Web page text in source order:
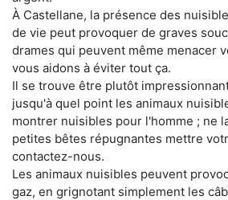
À Castellane, la présence des
de vie peut provoquer de graves
drames qui peuvent même menacer
vous aidons à éviter tout ça.
Il se trouve être plutôt
jusqu'à quel point les animaux
montrer nuisibles pour l'homme ; ne
petites bêtes répugnantes mettre
contactez-nous.
Les animaux nuisibles peuvent
gaz, en grignotant simplement les